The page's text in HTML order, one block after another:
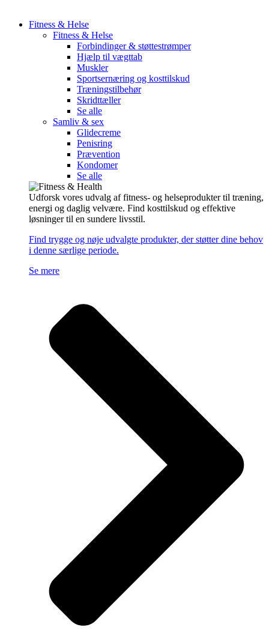
Fitness & Helse
Fitness & Helse
Forbindinger & støttestrømper
Hjælp til vægttab
Muskler
Sportsernæring og kosttilskud
Træningstilbehør
Skridttæller
Se alle
Samliv & sex
Glidecreme
Penisring
Prævention
Kondomer
Se alle
Udforsk vores udvalg af fitness- og helseprodukter til træning,
energi og daglig velvære. Find kosttilskud og effektive
løsninger til en sundere livsstil.
Find trygge og nøje udvalgte produkter, der støtter dine behov
i denne særlige periode.
Se mere